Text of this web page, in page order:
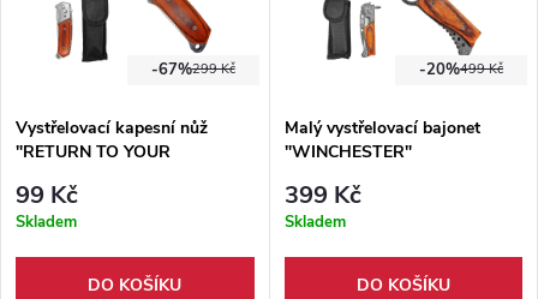
299 Kč
-67%
Vystřelovací kapesní nůž
"RETURN TO YOUR
99 Kč
Skladem
DO KOŠÍKU
499 Kč
-20%
Malý vystřelovací bajonet
"WINCHESTER"
399 Kč
Skladem
DO KOŠÍKU